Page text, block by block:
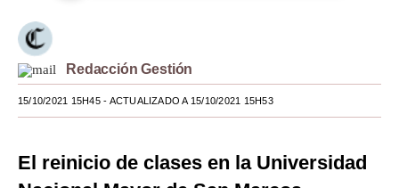
Moda
Estilos
Mundo
México
Redacción Gestión
15/10/2021 15H45- ACTUALIZADO A 15/10/2021 15H53
El reinicio de clases en la Universidad